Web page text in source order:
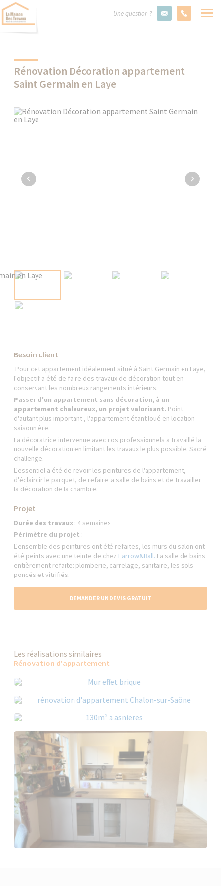
Une question ?
Rénovation Décoration appartement
Saint Germain en Laye
Besoin client
Pour cet appartement idéalement situé à Saint Germain en Laye,
l'objectif a été de faire des travaux de décoration tout en
conservant les nombreux rangements intérieurs.
Passer d'un appartement sans décoration, à un
appartement chaleureux, un projet valorisant. Point
d'autant plus important , l'appartement étant loué en location
saisonnière.
La décoratrice intervenue avec nos professionnels a travaillé la
nouvelle décoration en limitant les travaux le plus possible. Sacré
challenge.
L'essentiel a été de revoir les peintures de l'appartement,
d'éclaircir le parquet, de refaire la salle de bains et de travailler
la décoration de la chambre.
Projet
Durée des travaux : 4 semaines
Périmètre du projet :
L'ensemble des peintures ont été refaites, les murs du salon ont
été peints avec une teinte de chez Farrow&Ball. La salle de bains
entièrement refaite: plomberie, carrelage, sanitaire, les sols
poncés et vitrifiés.
DEMANDER UN DEVIS GRATUIT
Les réalisations similaires
Rénovation d'appartement